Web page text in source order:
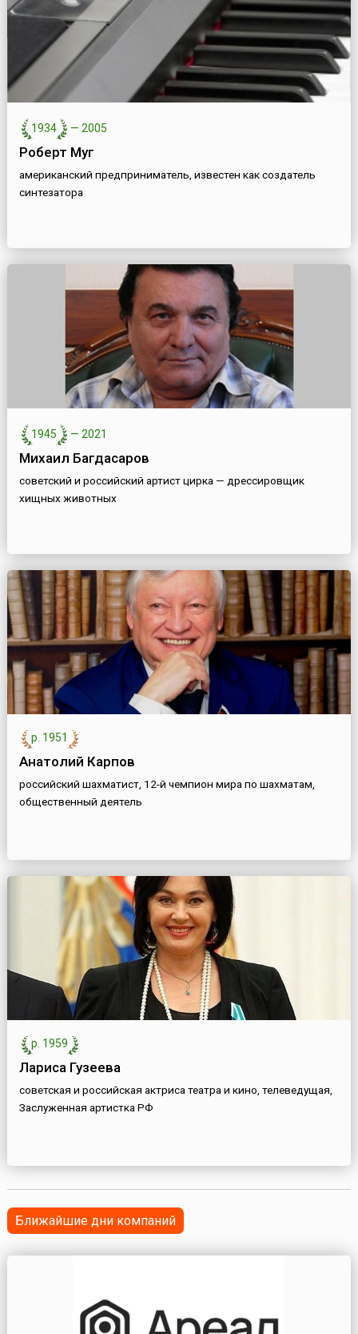
1934 — 2005
Роберт Муг
американский предприниматель, известен как создатель
синтезатора
1945 — 2021
Михаил Багдасаров
советский и российский артист цирка — дрессировщик
хищных животных
р. 1951
Анатолий Карпов
российский шахматист, 12-й чемпион мира по шахматам,
общественный деятель
р. 1959
Лариса Гузеева
советская и российская актриса театра и кино, телеведущая,
Заслуженная артистка РФ
Ближайшие дни компаний